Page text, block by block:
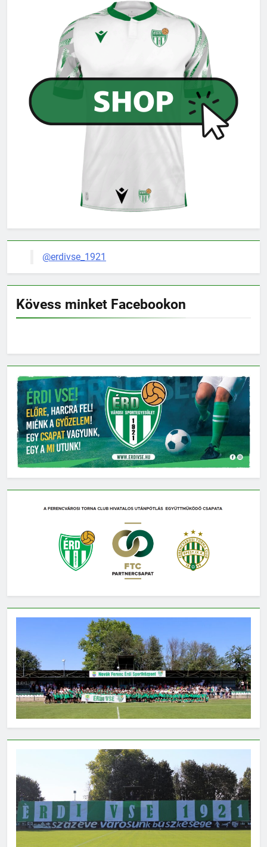
@erdivse_1921
Kövess minket Facebookon